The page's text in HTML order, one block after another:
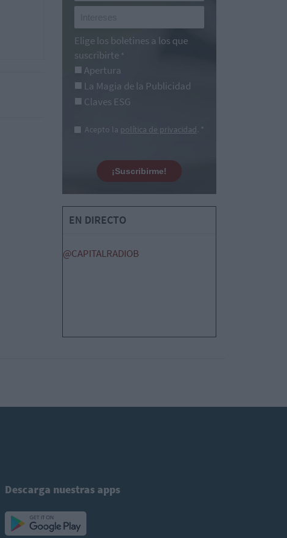
Elige los boletines a los que
suscribirte *
Apertura
La Magia de la Publicidad
Claves ESG
Acepto la política de privacidad. *
¡Suscribirme!
EN DIRECTO
@CAPITALRADIOB
Descarga nuestras apps